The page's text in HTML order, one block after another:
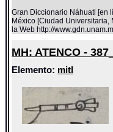
Gran Diccionario Náhuatl [en
México [Ciudad Universitaria,
la Web http://
MH: ATENCO -
Elemento: mitl